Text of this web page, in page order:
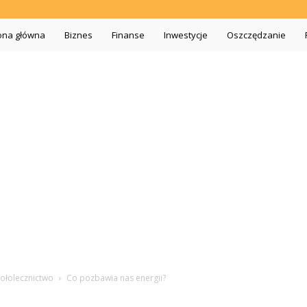
główna Biznes Finanse Inwestycje Oszczędzanie
Co pozbawia nas energii?